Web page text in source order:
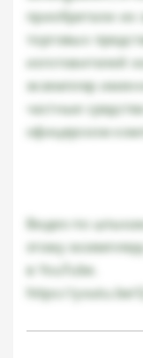
приобретали их
торговых
изготовителей
экземпляр
частные
офицерском
Видео по
этому
в YouTube.
https://youtu.be/